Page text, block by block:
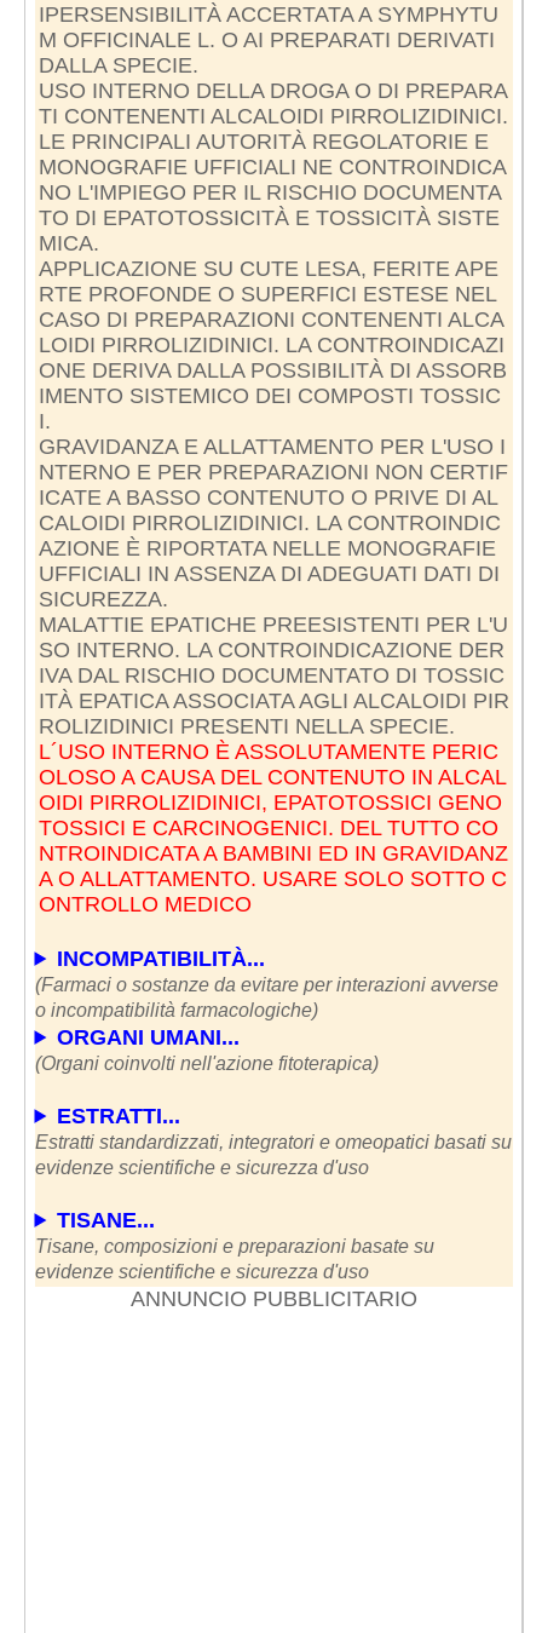
IPERSENSIBILITÀ ACCERTATA A SYMPHYTU
M OFFICINALE L. O AI PREPARATI DERIVATI
DALLA SPECIE.
USO INTERNO DELLA DROGA O DI PREPARA
TI CONTENENTI ALCALOIDI PIRROLIZIDINICI.
LE PRINCIPALI AUTORITÀ REGOLATORIE E
MONOGRAFIE UFFICIALI NE CONTROINDICA
NO L'IMPIEGO PER IL RISCHIO DOCUMENTA
TO DI EPATOTOSSICITÀ E TOSSICITÀ SISTE
MICA.
APPLICAZIONE SU CUTE LESA, FERITE APE
RTE PROFONDE O SUPERFICI ESTESE NEL
CASO DI PREPARAZIONI CONTENENTI ALCA
LOIDI PIRROLIZIDINICI. LA CONTROINDICAZI
ONE DERIVA DALLA POSSIBILITÀ DI ASSORB
IMENTO SISTEMICO DEI COMPOSTI TOSSIC
I.
GRAVIDANZA E ALLATTAMENTO PER L'USO I
NTERNO E PER PREPARAZIONI NON CERTIF
ICATE A BASSO CONTENUTO O PRIVE DI AL
CALOIDI PIRROLIZIDINICI. LA CONTROINDIC
AZIONE È RIPORTATA NELLE MONOGRAFIE
UFFICIALI IN ASSENZA DI ADEGUATI DATI DI
SICUREZZA.
MALATTIE EPATICHE PREESISTENTI PER L'U
SO INTERNO. LA CONTROINDICAZIONE DER
IVA DAL RISCHIO DOCUMENTATO DI TOSSIC
ITÀ EPATICA ASSOCIATA AGLI ALCALOIDI PIR
L´USO INTERNO È ASSOLUTAMENTE PERIC
OLOSO A CAUSA DEL CONTENUTO IN ALCAL
OIDI PIRROLIZIDINICI, EPATOTOSSICI GENO
TOSSICI E CARCINOGENICI. DEL TUTTO CO
NTROINDICATA A BAMBINI ED IN GRAVIDANZ
A O ALLATTAMENTO. USARE SOLO SOTTO C
ONTROLLO MEDICO
INCOMPATIBILITÀ...
(Farmaci o sostanze da evitare per interazioni avverse
o incompatibilità farmacologiche)
ORGANI UMANI...
(Organi coinvolti nell'azione fitoterapica)
ESTRATTI...
Estratti standardizzati, integratori e omeopatici basati su
evidenze scientifiche e sicurezza d'uso
TISANE...
Tisane, composizioni e preparazioni basate su
evidenze scientifiche e sicurezza d'uso
ANNUNCIO PUBBLICITARIO